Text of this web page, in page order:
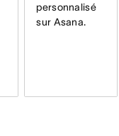
personnalisé
sur Asana.